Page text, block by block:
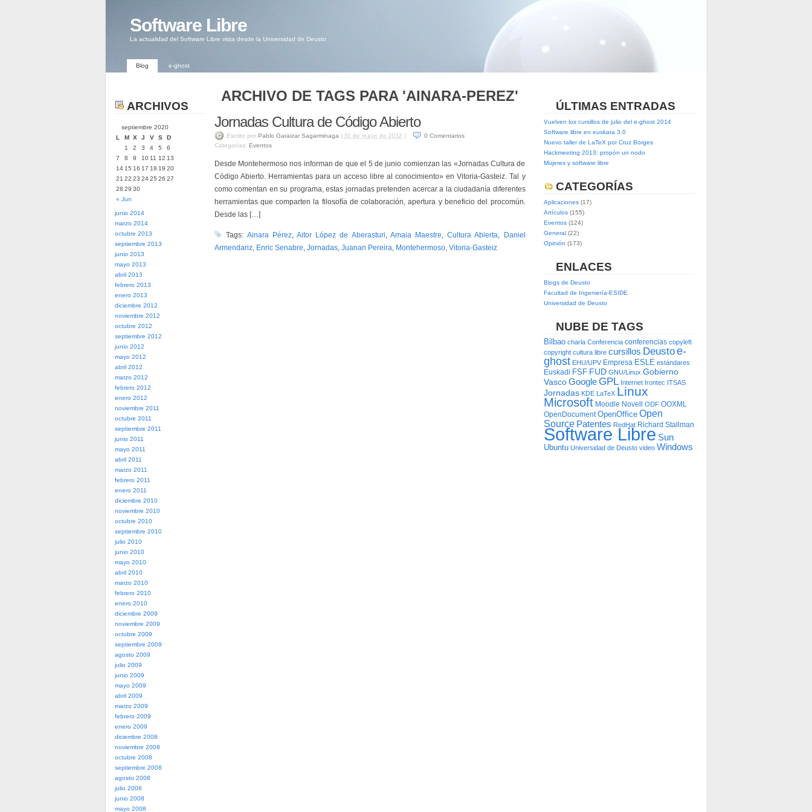
Software Libre
La actualidad del Software Libre vista desde la Universidad de Deusto
Blog e-ghost
ARCHIVOS
septiembre 2020
L
M X J V S D
« Jun
1 2 3 4 5
6
7
8 9 10 11 12 13
14 15 16 17 18 19 20
21 22 23 24 25 26 27
28 29 30
junio 2014
marzo 2014
octubre 2013
septiembre 2013
junio 2013
mayo 2013
abril 2013
febrero 2013
enero 2013
diciembre 2012
noviembre 2012
octubre 2012
septiembre 2012
junio 2012
mayo 2012
abril 2012
marzo 2012
febrero 2012
enero 2012
noviembre 2011
octubre 2011
septiembre 2011
junio 2011
mayo 2011
abril 2011
marzo 2011
febrero 2011
enero 2011
diciembre 2010
noviembre 2010
octubre 2010
septiembre 2010
julio 2010
junio 2010
mayo 2010
abril 2010
marzo 2010
febrero 2010
enero 2010
diciembre 2009
noviembre 2009
octubre 2009
septiembre 2009
agosto 2009
julio 2009
junio 2009
mayo 2009
abril 2009
marzo 2009
febrero 2009
enero 2009
diciembre 2008
noviembre 2008
octubre 2008
septiembre 2008
agosto 2008
julio 2008
junio 2008
mayo 2008
ARCHIVO DE TAGS PARA 'AINARA-PEREZ'
Jornadas Cultura de Código Abierto
Escrito por Pablo Garaizar Sagarminaga | 31 de mayo de 2012 | 0 Comentarios
Categorías: Eventos
Desde Montehermoso nos informan de que el 5 de junio comienzan las «Jornadas Cultura de
Código Abierto. Herramientas para un acceso libre al conocimiento» en Vitoria-Gasteiz. Tal y
como comentan en su programa, estas jornadas pretenden acercar a la ciudadanía diferentes
herramientas que comparten la filosofía de colaboración, apertura y beneficio del procomún.
Desde las […]
Tags: Ainara Pérez, Aitor López de Aberasturi, Amaia Maestre,Cultura Abierta,
Daniel
Armendariz, Enric Senabre, Jornadas, Juanan Pereira, Montehermoso, Vitoria-Gasteiz
ÚLTIMAS ENTRADAS
Vuelven los cursillos de julio del e-ghost 2014
Software libre en euskara 3.0
Nuevo taller de LaTeX por Cruz Borges
Hackmeeting 2013: propón un nodo
Mujeres y software libre
CATEGORÍAS
Aplicaciones(17)
Artículos(155)
Eventos(124)
General(22)
Opinión (173)
ENLACES
Blogs de Deusto
Facultad de Ingeniería-ESIDE
Universidad de Deusto
NUBE DE TAGS
Bilbao charla Conferencia conferencias copyleft
copyright cultura libre cursillos Deustoe-
ghost EHU/UPV Empresa ESLE estándares
Euskadi FSF FUD GNU/Linux Gobierno
Vasco Google GPL Internet Irontec ITSAS
Jornadas KDE LaTeX Linux
Microsoft Moodle Novell ODF OOXML
OpenDocument OpenOffice Open
Source Patentes RedHat Richard Stallman
Software Libre Sun
Ubuntu Universidad de Deusto video Windows